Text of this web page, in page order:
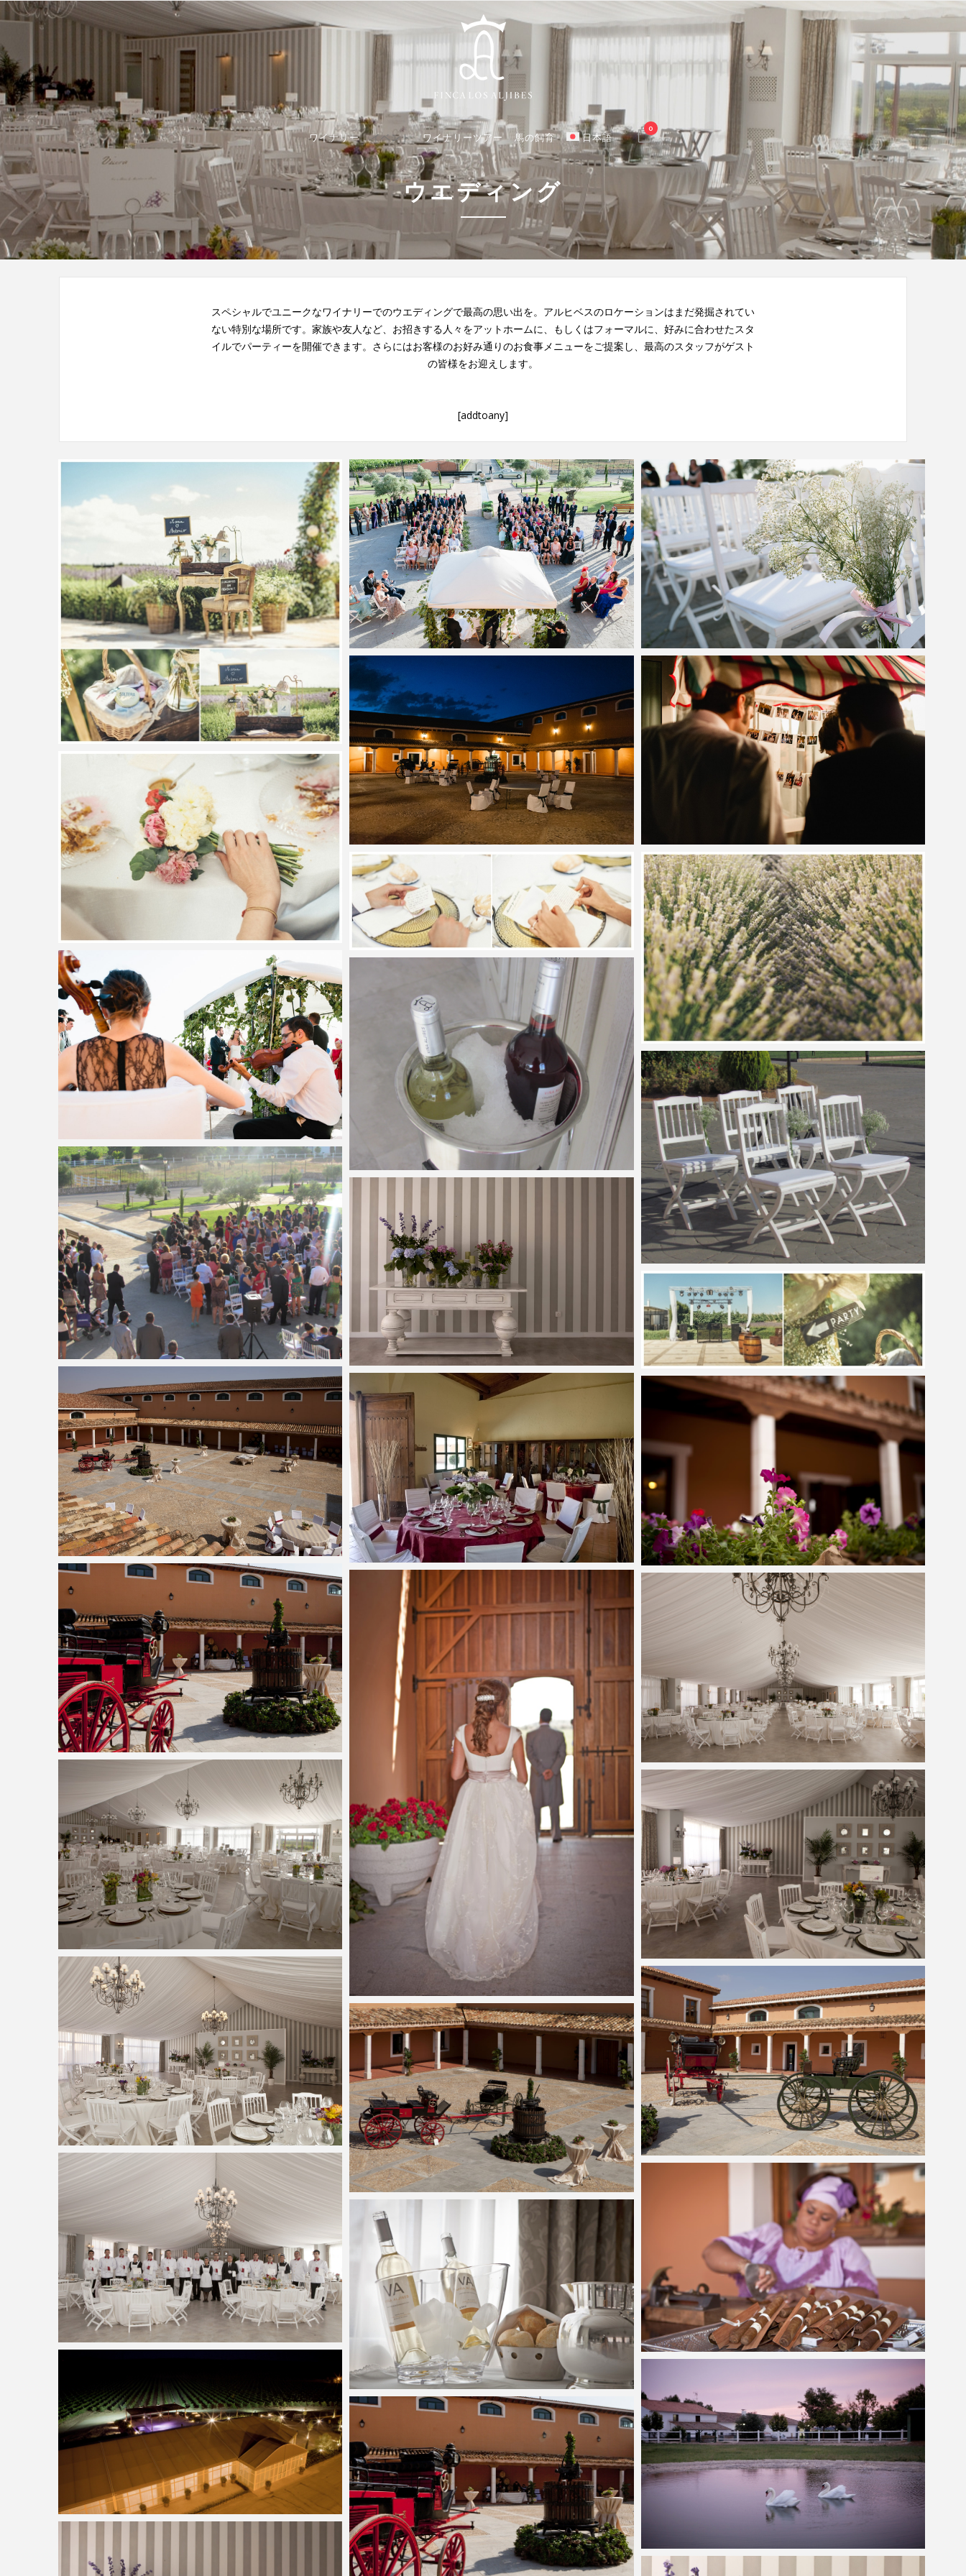
ワイナリー イベント ワイナリーツアー 馬の飼育 日本語
0
ウエディング
スペシャルでユニークなワイナリーでのウエディングで最高の思い出を。アルヒベスのロケーションはまだ発掘されてい
ない特別な場所です。家族や友人など、お招きする人々をアットホームに、もしくはフォーマルに、好みに合わせたスタ
イルでパーティーを開催できます。さらにはお客様のお好み通りのお食事メニューをご提案し、最高のスタッフがゲスト
の皆様をお迎えします。
[addtoany]